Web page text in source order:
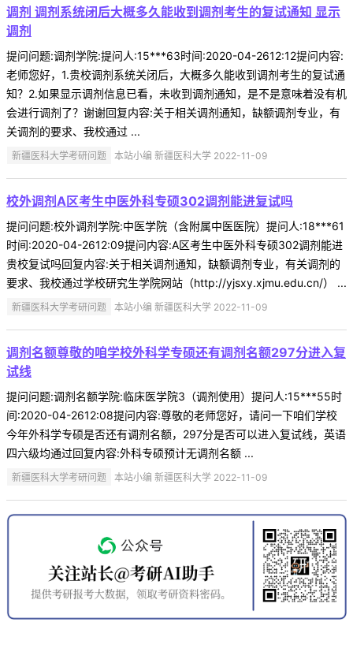
调剂 调剂系统闭后大概多久能收到调剂考生的复试通知 显示
调剂
提问问题:调剂学院:提问人:15***63时间:2020-04-2612:12提问内容:
老师您好，1.贵校调剂系统关闭后，大概多久能收到调剂考生的复试通
知？2.如果显示调剂信息已看，未收到调剂通知，是不是意味着没有机
会进行调剂了？谢谢回复内容:关于相关调剂通知，缺额调剂专业，有
关调剂的要求、我校通过 ...
新疆医科大学考研问题 本站小编 新疆医科大学 2022-11-09
校外调剂A区考生中医外科专硕302调剂能进复试吗
提问问题:校外调剂学院:中医学院（含附属中医医院）提问人:18***61
时间:2020-04-2612:09提问内容:A区考生中医外科专硕302调剂能进
贵校复试吗回复内容:关于相关调剂通知，缺额调剂专业，有关调剂的
要求、我校通过学校研究生学院网站（http://yjsxy.xjmu.edu.cn/） ...
新疆医科大学考研问题 本站小编 新疆医科大学 2022-11-09
调剂名额尊敬的咱学校外科学专硕还有调剂名额297分进入复
试线
提问问题:调剂名额学院:临床医学院3（调剂使用）提问人:15***55时
间:2020-04-2612:08提问内容:尊敬的老师您好，请问一下咱们学校
今年外科学专硕是否还有调剂名额，297分是否可以进入复试线，英语
四六级均通过回复内容:外科专硕预计无调剂名额 ...
新疆医科大学考研问题 本站小编 新疆医科大学 2022-11-09